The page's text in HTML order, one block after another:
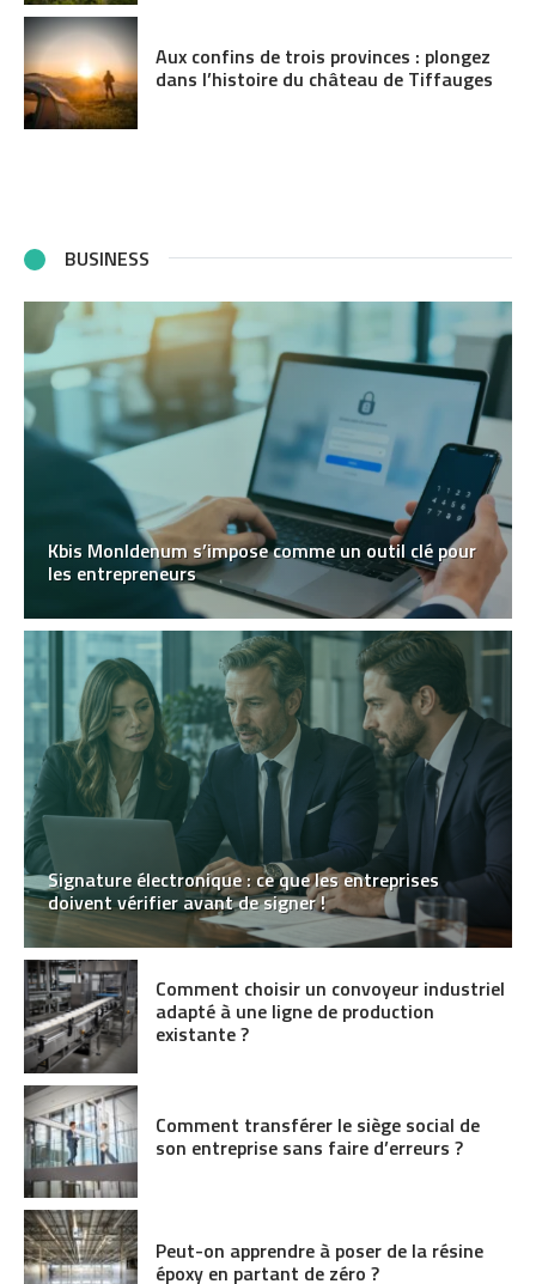
Aux confins de trois provinces : plongez
dans l’histoire du château de Tiffauges
BUSINESS
Kbis MonIdenum s’impose comme un outil clé pour
les entrepreneurs
Signature électronique : ce que les entreprises
doivent vérifier avant de signer !
Comment choisir un convoyeur industriel
adapté à une ligne de production
existante ?
Comment transférer le siège social de
son entreprise sans faire d’erreurs ?
Peut-on apprendre à poser de la résine
époxy en partant de zéro ?